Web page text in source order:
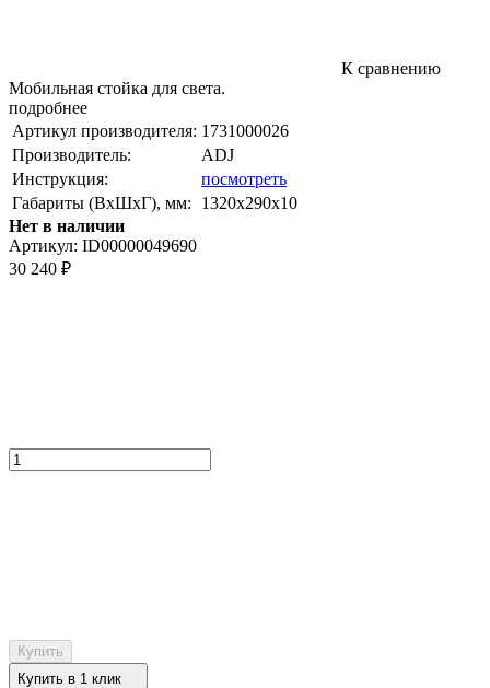
К сравнению
Мобильная стойка для света.
подробнее
Артикул производителя: 1731000026
Производитель:
ADJ
Инструкция:
посмотреть
Габариты (ВxШxГ), мм:
1320x290x10
Нет в наличии
Артикул: ID00000049690
30 240 ₽
Купить
Купить в 1 клик